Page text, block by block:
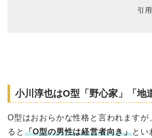
引
小川淳也はO型「野心家」「地
O型はおおらかな性格と言われますが
ると 「O型の男性は経営者向き」とい